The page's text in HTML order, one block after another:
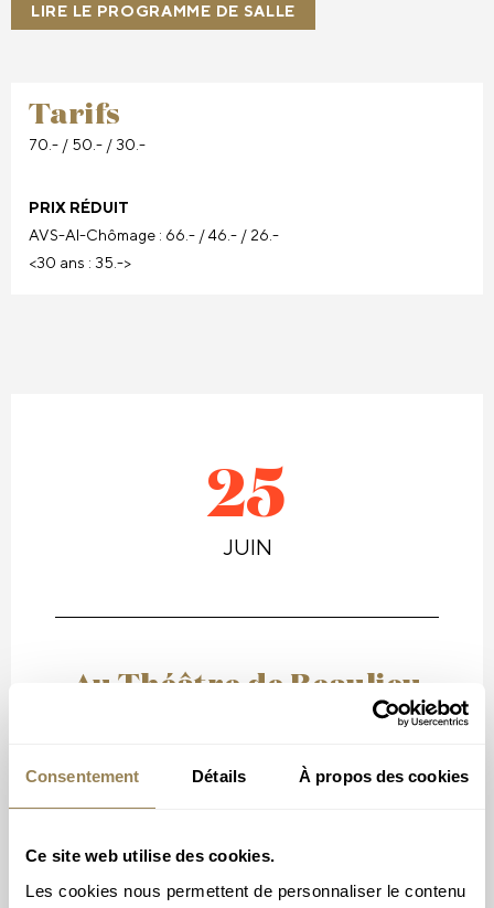
Consentement Détails À propos des cookies
Ce site web utilise des cookies.
Les cookies nous permettent de personnaliser le contenu
LIRE LE PROGRAMME DE SALLE
Tarifs
70.- / 50.- / 30.-
PRIX RÉDUIT
AVS-AI-Chômage : 66.- / 46.- / 26.-
<30 ans : 35.->
25
JUIN
Au Théâtre de Beaulieu